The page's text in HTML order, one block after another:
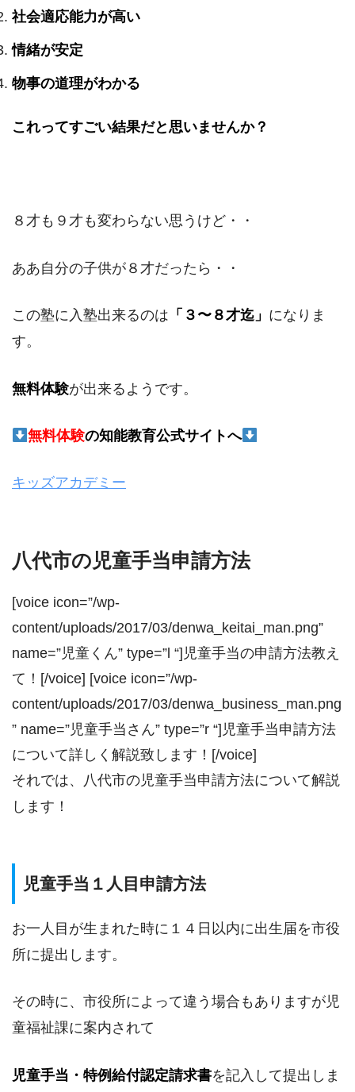
社会適応能力が高い
情緒が安定
物事の道理がわかる
これってすごい結果だと思いませんか？
８才も９才も変わらない思うけど・・
ああ自分の子供が８才だったら・・
この塾に入塾出来るのは 「３〜８才迄」 になりま
す。
無料体験が出来るようです。
無料体験の知能教育公式サイトへ
キッズアカデミー
八代市の児童手当申請方法
[voice icon=”/wp-
content/uploads/2017/03/denwa_keitai_man.png”
name=”児童くん” type=”l “]児童手当の申請方法教え
て！[/voice] [voice icon=”/wp-
content/uploads/2017/03/denwa_business_man.png
” name=”児童手当さん” type=”r “]児童手当申請方法
について詳しく解説致します！[/voice]
それでは、八代市の児童手当申請方法について解説
します！
児童手当１人目申請方法
お一人目が生まれた時に１４日以内に出生届を市役
所に提出します。
その時に、市役所によって違う場合もありますが児
童福祉課に案内されて
児童手当・特例給付認定請求書を記入して提出しま